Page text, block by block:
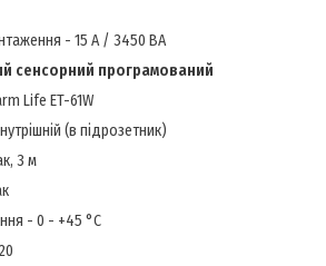
- 15 А / 3450 ВА
сенсорний програмований
Life ET-61W
(в підрозетник)
3 м
- 0 - +45 °С